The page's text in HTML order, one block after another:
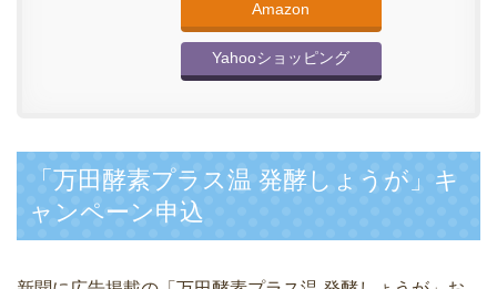
Amazon
Yahooショッピング
「万田酵素プラス温 発酵しょうが」キ
ャンペーン申込